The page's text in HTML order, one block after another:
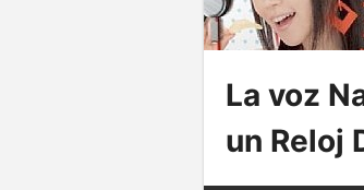
La voz
un Reloj